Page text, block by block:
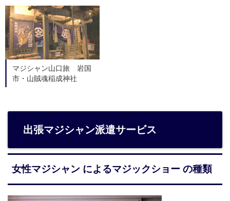
マジシャン山口旅 岩国
市・山賊魂稲成神社
出張マジシャン派遣サービス
女性マジシャン によるマジックショー の種類